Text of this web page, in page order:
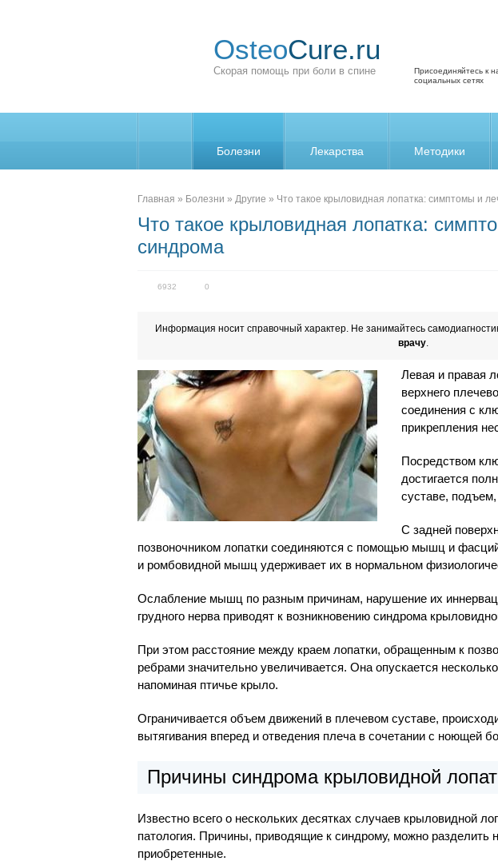
OsteoCure.ru
Скорая помощь при боли в спине
Присоединяйтесь к
социальных сетях
Болезни Лекарства Методики
Главная » Болезни » Другие » Что такое крыловидная лопатка: симптомы и
Что такое крыловидная лопатка:
синдрома
6932 0
Информация носит справочный характер. Не занимайтесь
врачу.
Левая и правая
верхнего
соединения с
прикрепления
Посредством
достигается
суставе,
С задней
позвоночником лопатки соединяются с помощью мышц и
и ромбовидной мышц удерживает их в нормальном
Ослабление мышц по разным причинам, нарушение их
грудного нерва приводят к возникновению синдрома
При этом расстояние между краем лопатки, обращенным к
ребрами значительно увеличивается. Она опускается
напоминая птичье крыло.
Ограничивается объем движений в плечевом суставе,
вытягивания вперед и отведения плеча в сочетании с ноющей
Причины синдрома крыловидной
Известно всего о нескольких десятках случаев крыловидной
патология. Причины, приводящие к синдрому, можно разделить
приобретенные.